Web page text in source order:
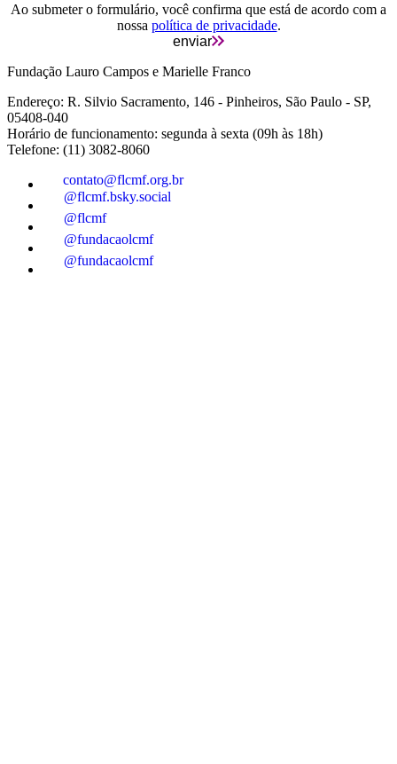
Ao submeter o formulário, você confirma que está de acordo com a
nossa política de privacidade.
enviar
Fundação Lauro Campos e Marielle Franco
Endereço: R. Silvio Sacramento, 146 - Pinheiros, São Paulo - SP,
05408-040
Horário de funcionamento: segunda à sexta (09h às 18h)
Telefone: (11) 3082-8060
contato@flcmf.org.br
@flcmf.bsky.social
@flcmf
@fundacaolcmf
@fundacaolcmf